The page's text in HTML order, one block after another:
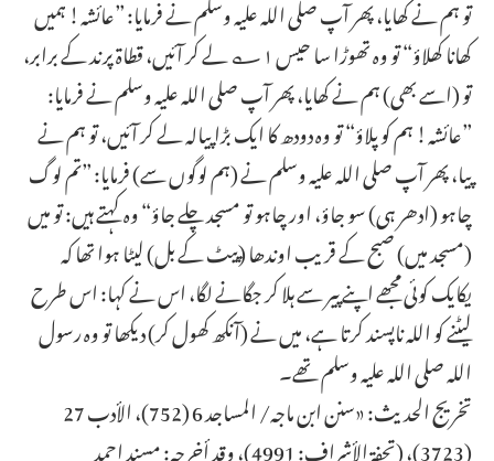
تو ہم نے کھایا، پھر آپ صلی اللہ علیہ وسلم نے فرمایا: ”عائشہ! ہمیں
کھانا کھلاؤ“ تو وہ تھوڑا سا حیس ۱؎ لے کر آئیں، قطاۃ پرند کے برابر،
تو (اسے بھی) ہم نے کھایا، پھر آپ صلی اللہ علیہ وسلم نے فرمایا:
”عائشہ! ہم کو پلاؤ“ تو وہ دودھ کا ایک بڑا پیالہ لے کر آئیں، تو ہم نے
پیا، پھر آپ صلی اللہ علیہ وسلم نے (ہم لوگوں سے) فرمایا: ”تم لوگ
چاہو (ادھر ہی) سو جاؤ، اور چاہو تو مسجد چلے جاؤ“ وہ کہتے ہیں: تو میں
(مسجد میں) صبح کے قریب اوندھا (پیٹ کے بل) لیٹا ہوا تھا کہ
یکایک کوئی مجھے اپنے پیر سے ہلا کر جگانے لگا، اس نے کہا: اس طرح
لیٹنے کو اللہ ناپسند کرتا ہے، میں نے (آنکھ کھول کر) دیکھا تو وہ رسول
اللہ صلی اللہ علیہ وسلم تھے۔
تخریج الحدیث: «‏‏‏‏سنن ابن ماجہ/ المساجد 6 (752)، الأدب 27
(3723)، (تحفة الأشراف: 4991)، وقد أخرجہ: مسند احمد